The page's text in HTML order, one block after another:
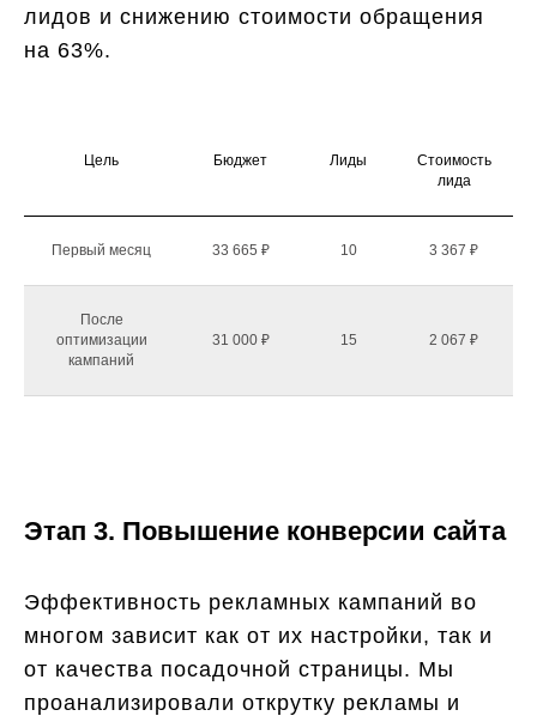
лидов и снижению стоимости обращения
на 63%.
Цель Бюджет Лиды
Стоимость
лида
Первый месяц 33 665 ₽ 10 3 367 ₽
После
оптимизации
кампаний
31 000 ₽ 15 2 067 ₽
Этап 3. Повышение конверсии сайта
Эффективность рекламных кампаний во
многом зависит как от их настройки, так и
от качества посадочной страницы. Мы
проанализировали открутку рекламы и